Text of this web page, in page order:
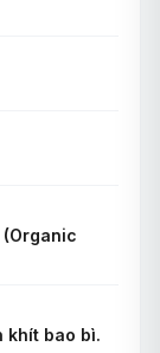
khít bao bì.